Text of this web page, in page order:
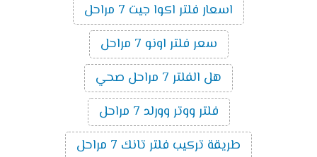
اسعار فلتر اكوا جيت 7 مراحل
سعر فلتر اونو 7 مراحل
هل الفلتر 7 مراحل صحي
فلتر ووتر وورلد 7 مراحل
طريقة تركيب فلتر تانك 7 مراحل